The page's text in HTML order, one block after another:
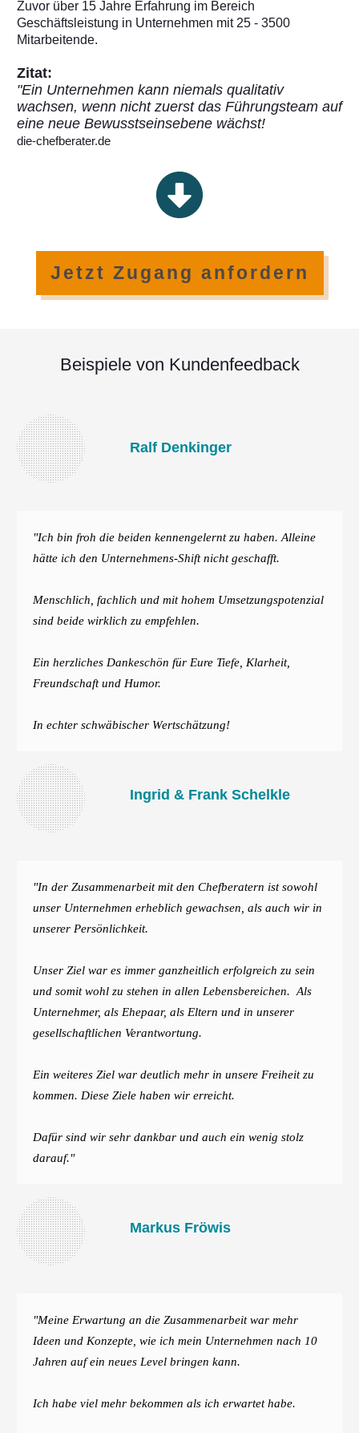
Zuvor über 15 Jahre Erfahrung im Bereich
Geschäftsleistung in Unternehmen mit 25 - 3500
Mitarbeitende.
Zitat:
"Ein Unternehmen kann niemals qualitativ
wachsen, wenn nicht zuerst das Führungsteam auf
eine neue Bewusstseinsebene wächst!
die-chefberater.de
Jetzt Zugang anfordern
Beispiele von Kundenfeedback
Ralf Denkinger
"Ich bin froh die beiden kennengelernt zu haben. Alleine
hätte ich den Unternehmens-Shift nicht geschafft.
Menschlich, fachlich und mit hohem Umsetzungspotenzial
sind beide wirklich zu empfehlen.
Ein herzliches Dankeschön für Eure Tiefe, Klarheit,
Freundschaft und Humor.
In echter schwäbischer Wertschätzung!
Ingrid & Frank Schelkle
"In der Zusammenarbeit mit den Chefberatern ist sowohl
unser Unternehmen erheblich gewachsen, als auch wir in
unserer Persönlichkeit.
Unser Ziel war es immer ganzheitlich erfolgreich zu sein
und somit wohl zu stehen in allen Lebensbereichen. Als
Unternehmer, als Ehepaar, als Eltern und in unserer
gesellschaftlichen Verantwortung.
Ein weiteres Ziel war deutlich mehr in unsere Freiheit zu
kommen. Diese Ziele haben wir erreicht.
Dafür sind wir sehr dankbar und auch ein wenig stolz
darauf."
Markus Fröwis
"Meine Erwartung an die Zusammenarbeit war mehr
Ideen und Konzepte, wie ich mein Unternehmen nach 10
Jahren auf ein neues Level bringen kann.
Ich habe viel mehr bekommen als ich erwartet habe.